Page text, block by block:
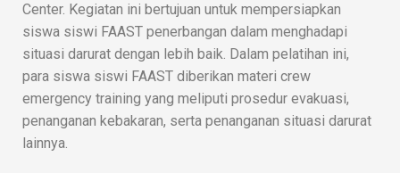
Center. Kegiatan ini bertujuan untuk mempersiapkan
siswa siswi FAAST penerbangan dalam menghadapi
situasi darurat dengan lebih baik. Dalam pelatihan ini,
para siswa siswi FAAST diberikan materi crew
emergency training yang meliputi prosedur evakuasi,
penanganan kebakaran, serta penanganan situasi darurat
lainnya.